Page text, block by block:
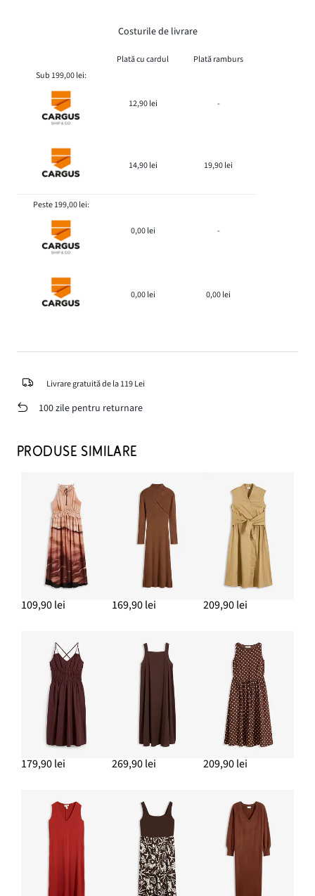
Costurile de livrare
Plată cu cardul
Plată ramburs
Sub 199,00 lei:
12,90 lei -
14,90 lei 19,90 lei
Peste 199,00 lei:
0,00 lei -
0,00 lei 0,00 lei
Livrare gratuită de la 119 Lei
100 zile pentru returnare
PRODUSE SIMILARE
109,90 lei 169,90 lei 209,90 lei
179,90 lei 269,90 lei 209,90 lei